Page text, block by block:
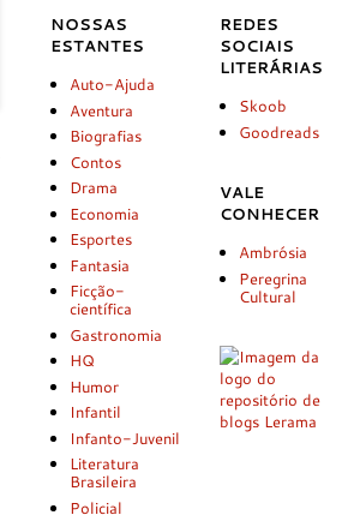
NOSSAS
ESTANTES
Auto-Ajuda
Aventura
Biografias
Contos
Drama
Economia
Esportes
Fantasia
Ficção-
científica
Gastronomia
HQ
Humor
Infantil
Infanto-Juvenil
Literatura
Brasileira
Policial
REDES
SOCIAIS
LITERÁRIAS
Skoob
Goodreads
VALE
CONHECER
Ambrósia
Peregrina
Cultural